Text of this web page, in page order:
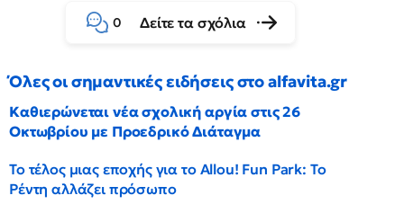
0 Δείτε τα σχόλια
Όλες οι σημαντικές ειδήσεις στο alfavita.gr
Καθιερώνεται νέα σχολική αργία στις 26
Οκτωβρίου με Προεδρικό Διάταγμα
Το τέλος μιας εποχής για το Allou! Fun Park: Το
Ρέντη αλλάζει πρόσωπο